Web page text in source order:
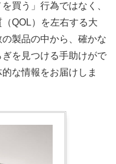
買う」行為ではなく、
QOL）を左右する大
製品の中から、確かな
を見つける手助けがで
な情報をお届けしま